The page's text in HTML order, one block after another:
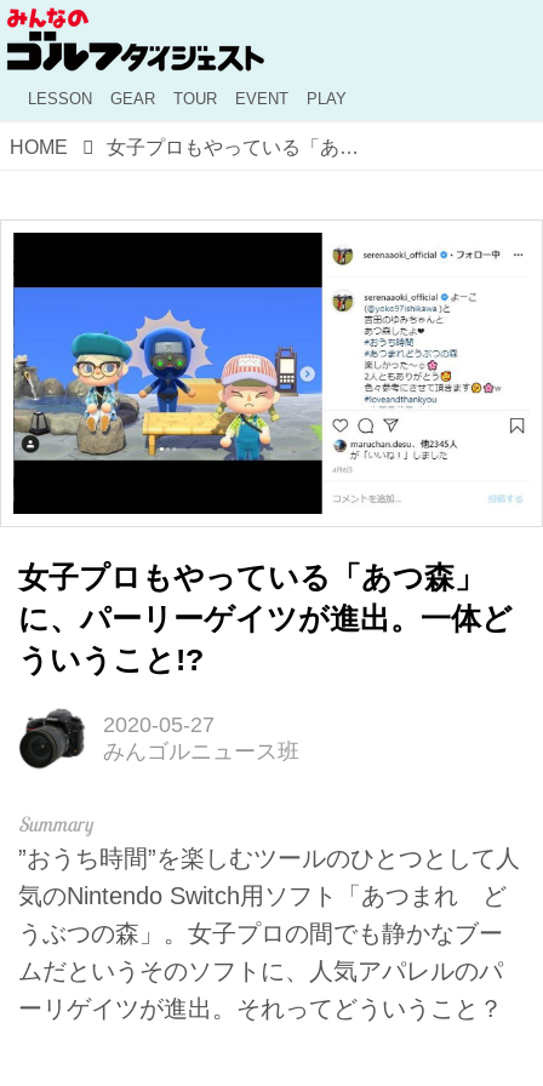
LESSON GEAR TOUR EVENT PLAY
HOME 女子プロもやっている「あつ森」に、パーリーゲイツが進出。一体どういうこと!?
女子プロもやっている「あつ森」
に、パーリーゲイツが進出。一体ど
ういうこと!?
2020-05-27
みんゴルニュース班
”おうち時間”を楽しむツールのひとつとして人
気のNintendo Switch用ソフト「あつまれ ど
うぶつの森」。女子プロの間でも静かなブー
ムだというそのソフトに、人気アパレルのパ
ーリゲイツが進出。それってどういうこと？